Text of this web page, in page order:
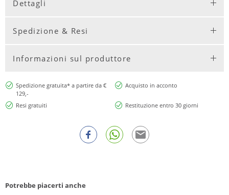
Dettagli
Spedizione & Resi
Informazioni sul produttore
Spedizione gratuita* a partire da €
129,-
Acquisto in acconto
Resi gratuiti Restituzione entro 30 giorni
Potrebbe piacerti anche